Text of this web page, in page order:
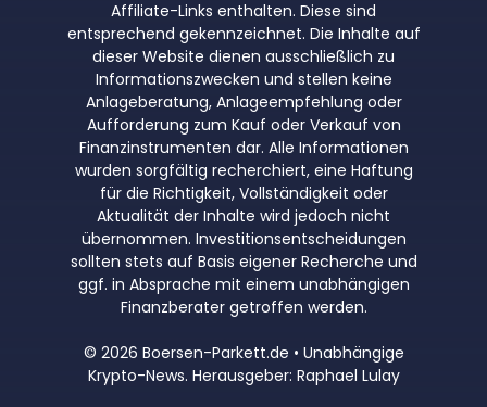
Affiliate-Links enthalten. Diese sind
entsprechend gekennzeichnet. Die Inhalte auf
dieser Website dienen ausschließlich zu
Informationszwecken und stellen keine
Anlageberatung, Anlageempfehlung oder
Aufforderung zum Kauf oder Verkauf von
Finanzinstrumenten dar. Alle Informationen
wurden sorgfältig recherchiert, eine Haftung
für die Richtigkeit, Vollständigkeit oder
Aktualität der Inhalte wird jedoch nicht
übernommen. Investitionsentscheidungen
sollten stets auf Basis eigener Recherche und
ggf. in Absprache mit einem unabhängigen
Finanzberater getroffen werden.
© 2026 Boersen-Parkett.de • Unabhängige
Krypto-News. Herausgeber: Raphael Lulay